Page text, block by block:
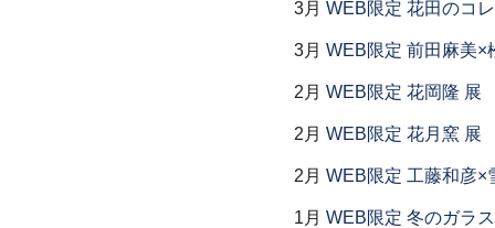
3月 WEB限定 花田のコ
3月 WEB限定 前田麻美×
2月 WEB限定 花岡隆 展
2月 WEB限定 花月窯 展
2月 WEB限定 工藤和彦×
1月 WEB限定 冬のガラ